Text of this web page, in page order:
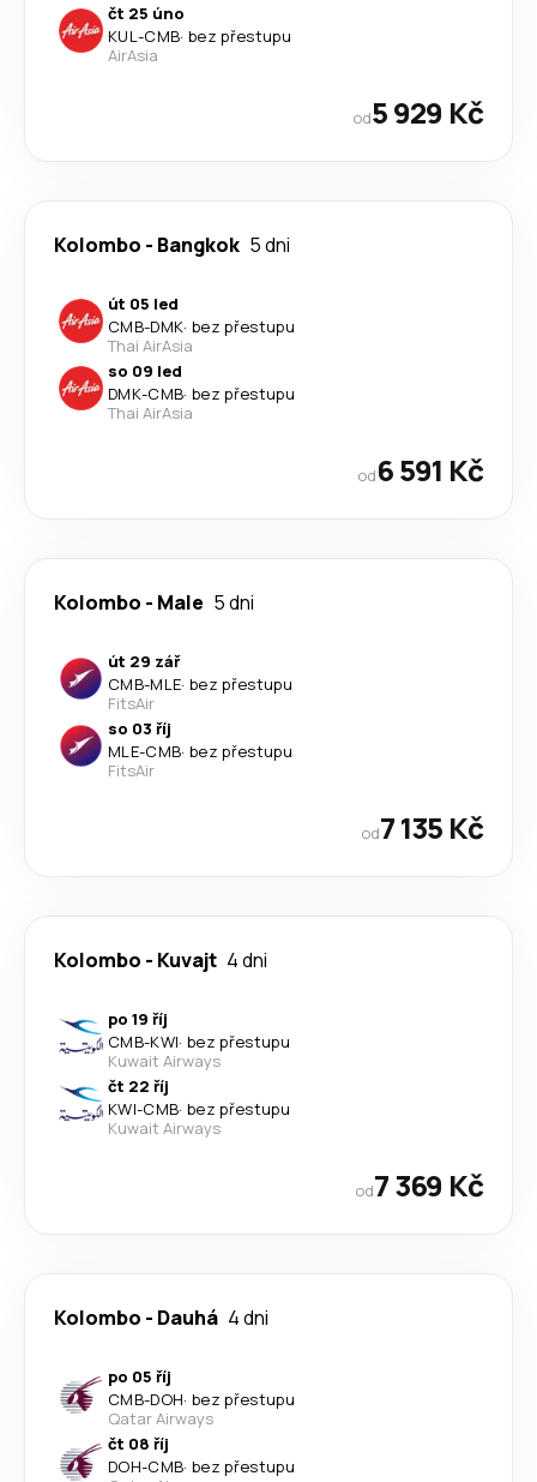
čt 25 úno
KUL-CMB· bez přestupu
AirAsia
od5 929 Kč
Kolombo - Bangkok 5 dni
út 05 led
CMB-DMK· bez přestupu
Thai AirAsia
so 09 led
DMK-CMB· bez přestupu
Thai AirAsia
od6 591 Kč
Kolombo - Male 5 dni
út 29 zář
CMB-MLE· bez přestupu
FitsAir
so 03 říj
MLE-CMB· bez přestupu
FitsAir
od7 135 Kč
Kolombo - Kuvajt 4 dni
po 19 říj
CMB-KWI· bez přestupu
Kuwait Airways
čt 22 říj
KWI-CMB· bez přestupu
Kuwait Airways
od7 369 Kč
Kolombo - Dauhá 4 dni
po 05 říj
CMB-DOH· bez přestupu
Qatar Airways
čt 08 říj
DOH-CMB· bez přestupu